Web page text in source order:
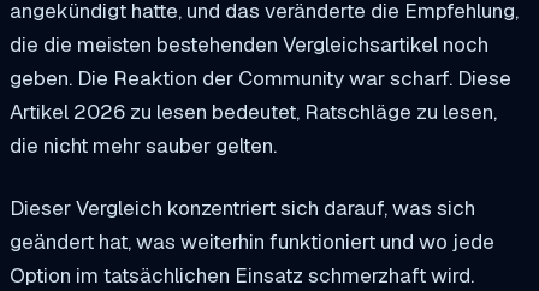
angekündigt hatte, und das veränderte die Empfehlung,
die die meisten bestehenden Vergleichsartikel noch
geben. Die Reaktion der Community war scharf. Diese
Artikel 2026 zu lesen bedeutet, Ratschläge zu lesen,
die nicht mehr sauber gelten.
Dieser Vergleich konzentriert sich darauf, was sich
geändert hat, was weiterhin funktioniert und wo jede
Option im tatsächlichen Einsatz schmerzhaft wird.